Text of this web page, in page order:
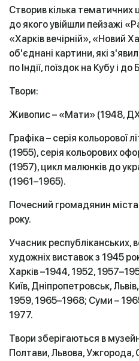
Створив кілька тематичних
до якого увійшли пейзажі
«Харків вечірній», «Новий
об'єднані картини, які
по Індії, поїздок на Кубу і до
Твори:
Живопис – «Мати» (1948,
Графіка – серія кольорової
(1955), серія кольорових
(1957), цикл малюнків до
(1961–1965).
Почесний громадянин
року.
Учасник республіканських,
художніх виставок з 1945
Харків –1944, 1952,
Київ, Дніпропетровськ,
1959, 1965–1968; Суми –
1977.
Твори зберігаються в
Полтави, Львова, Ужгорода,